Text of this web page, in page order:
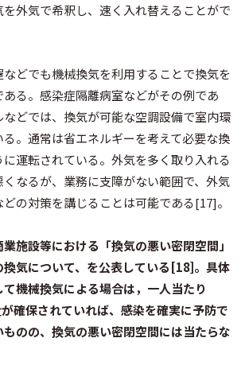
外気で希釈し、速く入れ替えることがで
どでも機械換気を利用することで換気を
る。感染症隔離病室などがその例であ
どでは、換気が可能な空調設備で室内環
。通常は省エネルギーを考えて必要な換
運転されている。外気を多く取り入れる
くなるが、業務に支障がない範囲で、外気
の対策を講じることは可能である[17]。
施設等における「換気の悪い密閉空間」
換気について、を公表している[18]。具体
機械換気による場合は，一人当たり
確保されていれば、感染を確実に予防で
のの、換気の悪い密閉空間には当たらな